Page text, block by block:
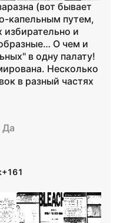
(вот бывает
капельным путем,
и
О чем и
в одну палату!
Несколько
в разный частях
Да
+161